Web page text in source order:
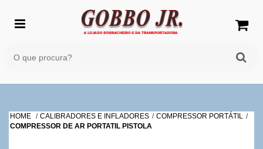
HOME CALIBRADORES E INFLADORES
COMPRESSOR PORTÁTIL
COMPRESSOR DE AR PORTATIL PISTOLA